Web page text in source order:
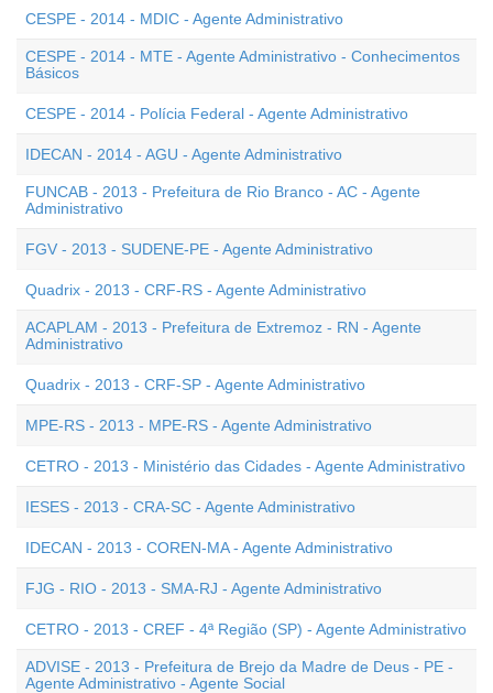
CESPE - 2014 - MDIC - Agente Administrativo
CESPE - 2014 - MTE - Agente Administrativo - Conhecimentos
Básicos
CESPE - 2014 - Polícia Federal - Agente Administrativo
IDECAN - 2014 - AGU - Agente Administrativo
FUNCAB - 2013 - Prefeitura de Rio Branco - AC - Agente
Administrativo
FGV - 2013 - SUDENE-PE - Agente Administrativo
Quadrix - 2013 - CRF-RS - Agente Administrativo
ACAPLAM - 2013 - Prefeitura de Extremoz - RN - Agente
Administrativo
Quadrix - 2013 - CRF-SP - Agente Administrativo
MPE-RS - 2013 - MPE-RS - Agente Administrativo
CETRO - 2013 - Ministério das Cidades - Agente Administrativo
IESES - 2013 - CRA-SC - Agente Administrativo
IDECAN - 2013 - COREN-MA - Agente Administrativo
FJG - RIO - 2013 - SMA-RJ - Agente Administrativo
CETRO - 2013 - CREF - 4ª Região (SP) - Agente Administrativo
ADVISE - 2013 - Prefeitura de Brejo da Madre de Deus - PE -
Agente Administrativo - Agente Social